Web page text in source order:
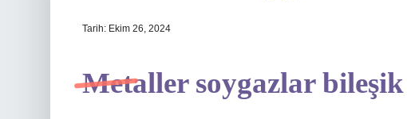
Tarih: Ekim 26, 2024
Metaller soygazlar